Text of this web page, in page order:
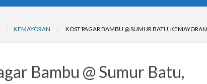
KEMAYORAN KOST PAGAR BAMBU @ SUMUR BATU, KEMAYORAN
Bambu @ Sumur Batu,